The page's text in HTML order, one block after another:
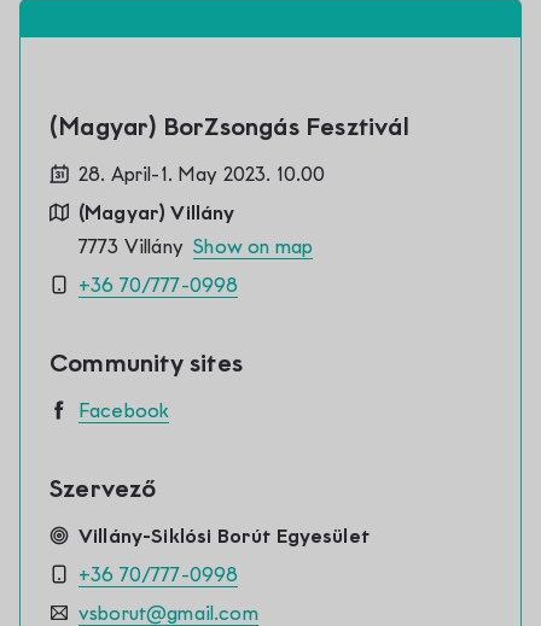
(Magyar) BorZsongás Fesztivál
28. April-1. May 2023. 10.00
(Magyar) Villány
7773 VillányShow on map
+36 70/777-0998
Community sites
Facebook
Szervező
Villány-Siklósi Borút Egyesület
+36 70/777-0998
vsborut@gmail.com
Villányi Borvidék helyi termék védjegy
Villányi Borvidék filozófiája
Villány-Siklósi Borút Egyesület
Hírek
Pályázatok
Contact